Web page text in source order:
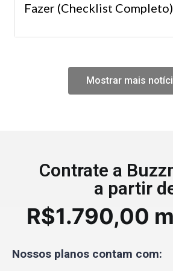
Fazer (Checklist Completo)
Mostrar mais
Contrate a
a partir
R$1.790,00
Nossos planos contam com: